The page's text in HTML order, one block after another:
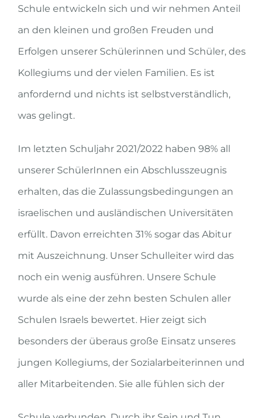
Schule entwickeln sich und wir nehmen Anteil
an den kleinen und großen Freuden und
Erfolgen unserer Schülerinnen und Schüler, des
Kollegiums und der vielen Familien. Es ist
anfordernd und nichts ist selbstverständlich,
was gelingt.
Im letzten Schuljahr 2021/2022 haben 98% all
unserer SchülerInnen ein Abschlusszeugnis
erhalten, das die Zulassungsbedingungen an
israelischen und ausländischen Universitäten
erfüllt. Davon erreichten 31% sogar das Abitur
mit Auszeichnung. Unser Schulleiter wird das
noch ein wenig ausführen. Unsere Schule
wurde als eine der zehn besten Schulen aller
Schulen Israels bewertet. Hier zeigt sich
besonders der überaus große Einsatz unseres
jungen Kollegiums, der Sozialarbeiterinnen und
aller Mitarbeitenden. Sie alle fühlen sich der